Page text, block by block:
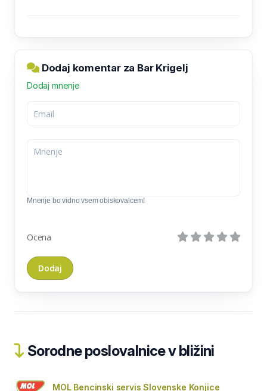
Dodaj komentar za Bar Krigelj
Dodaj mnenje
Mnenje bo vidno vsem obiskovalcem!
Ocena
Sorodne poslovalnice v bližini
MOL Bencinski servis Slovenske Konjice